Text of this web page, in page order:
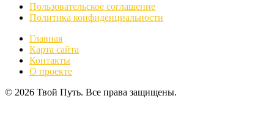
Пользовательское соглашение
Политика конфиденциальности
Главная
Карта сайта
Контакты
О проекте
© 2026 Твой Путь. Все права защищены.